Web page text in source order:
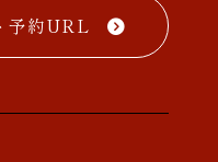
予約URL